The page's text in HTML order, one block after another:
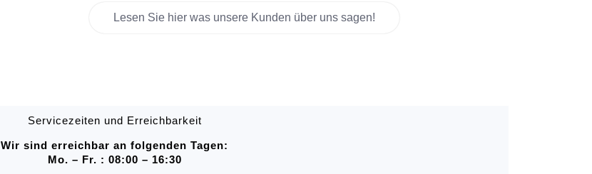
Lesen Sie hier was unsere Kunden über uns sagen!
Servicezeiten und Erreichbarkeit
Wir sind erreichbar an folgenden Tagen:
Mo. – Fr. : 08:00 – 16:30